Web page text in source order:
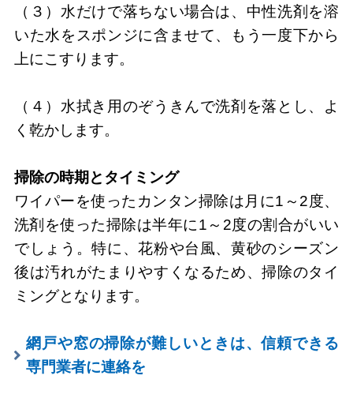
（３）水だけで落ちない場合は、中性洗剤を溶
いた水をスポンジに含ませて、もう一度下から
上にこすります。
（４）水拭き用のぞうきんで洗剤を落とし、よ
く乾かします。
掃除の時期とタイミング
ワイパーを使ったカンタン掃除は月に1～2度、
洗剤を使った掃除は半年に1～2度の割合がいい
でしょう。特に、花粉や台風、黄砂のシーズン
後は汚れがたまりやすくなるため、掃除のタイ
ミングとなります。
網戸や窓の掃除が難しいときは、信頼できる
専門業者に連絡を